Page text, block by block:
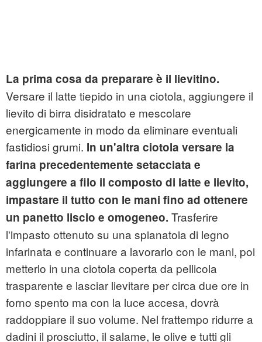
La prima cosa da preparare è il lievitino.
Versare il latte tiepido in una ciotola, aggiungere il
lievito di birra disidratato e mescolare
energicamente in modo da eliminare eventuali
fastidiosi grumi. In un'altra ciotola versare la
farina precedentemente setacciata e
aggiungere a filo il composto di latte e lievito,
impastare il tutto con le mani fino ad ottenere
un panetto liscio e omogeneo. Trasferire
l'impasto ottenuto su una spianatoia di legno
infarinata e continuare a lavorarlo con le mani, poi
metterlo in una ciotola coperta da pellicola
trasparente e lasciar lievitare per circa due ore in
forno spento ma con la luce accesa, dovrà
raddoppiare il suo volume. Nel frattempo ridurre a
dadini il prosciutto, il salame, le olive e tutti gli